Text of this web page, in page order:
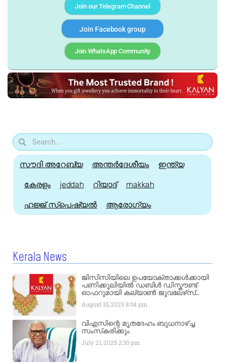
Join our Telegram Channel
Join Facebook group
Join WhatsApp Community
സൗദി അറേബ്യ അന്തർദേശീയം ഇന്ത്യ
കേരളം jeddah റിയാദ് makkah
ഹജ്ജ്‌ സ്പെഷ്യൽ ആരോഗ്യം
Kerala News
ജിസിസിയിലെ ഉപയോക്താക്കൾക്കായി
പണിക്കൂലിയിൽ ഡബിൾ ഡിസ്കൗണ്ട്
ഓഫറുമായി കല്യാൺ ജൂവലേഴ്‌സ്..
August 15, 20258:04 pm
വിഎസിന്റെ മൃതദേഹം ബുധനാഴ്ച്ച
സംസ്‌കരിക്കും
July 21, 20252:30 pm